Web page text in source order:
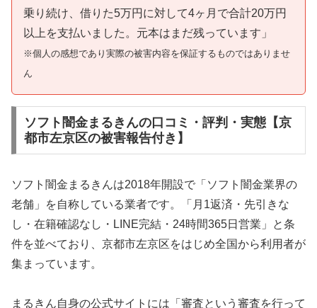
乗り続け、借りた5万円に対して4ヶ月で合計20万円
以上を支払いました。元本はまだ残っています」
※個人の感想であり実際の被害内容を保証するものではありませ
ん
ソフト闇金まるきんの口コミ・評判・実態【京
都市左京区の被害報告付き】
ソフト闇金まるきんは2018年開設で「ソフト闇金業界の
老舗」を自称している業者です。「月1返済・先引きな
し・在籍確認なし・LINE完結・24時間365日営業」と条
件を並べており、京都市左京区をはじめ全国から利用者が
集まっています。
まるきん自身の公式サイトには「審査という審査を行って